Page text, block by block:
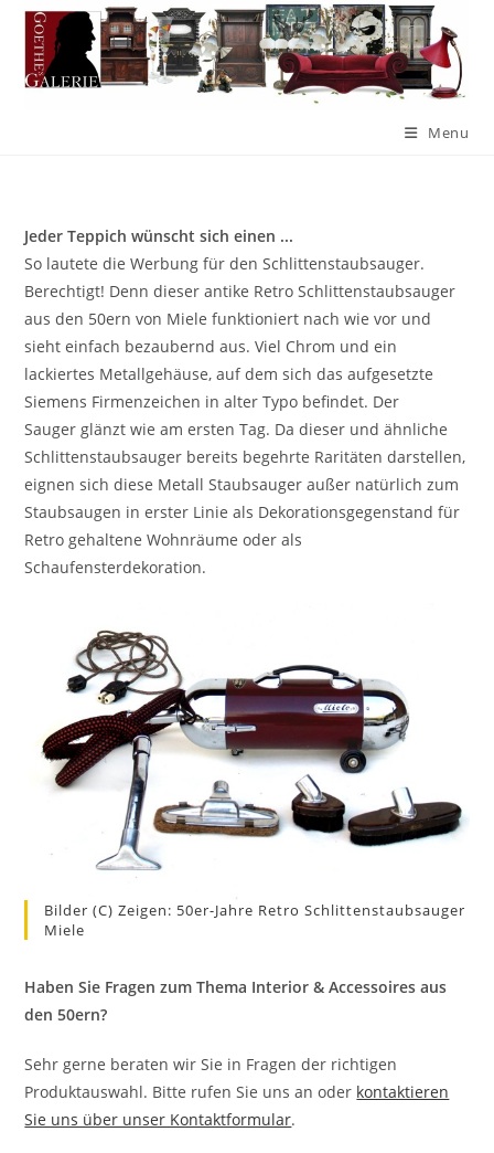
Menu
Jeder Teppich wünscht sich einen ...
So lautete die Werbung für den Schlittenstaubsauger.
Berechtigt! Denn dieser antike Retro Schlittenstaubsauger
aus den 50ern von Miele funktioniert nach wie vor und
sieht einfach bezaubernd aus. Viel Chrom und ein
lackiertes Metallgehäuse, auf dem sich das aufgesetzte
Siemens Firmenzeichen in alter Typo befindet. Der
Sauger glänzt wie am ersten Tag. Da dieser und ähnliche
Schlittenstaubsauger bereits begehrte Raritäten darstellen,
eignen sich diese Metall Staubsauger außer natürlich zum
Staubsaugen in erster Linie als Dekorationsgegenstand für
Retro gehaltene Wohnräume oder als
Schaufensterdekoration.
Bilder (c) Zeigen: 50er-Jahre Retro Schlittenstaubsauger
Miele
Haben Sie Fragen zum Thema Interior & Accessoires aus
den 50ern?
Sehr gerne beraten wir Sie in Fragen der richtigen
Produktauswahl. Bitte rufen Sie uns an oder kontaktieren
Sie uns über unser Kontaktformular.